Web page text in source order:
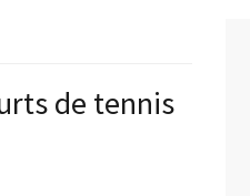
de tennis